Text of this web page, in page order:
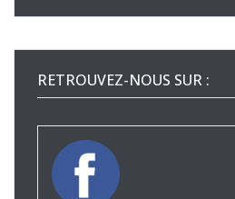
RETROUVEZ-NOUS SUR :